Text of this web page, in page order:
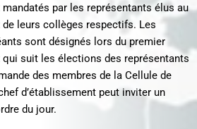
par les représentants élus au
leurs collèges respectifs. Les
sont désignés lors du premier
suit les élections des représentants
des membres de la Cellule de
d’établissement peut inviter un
du jour.